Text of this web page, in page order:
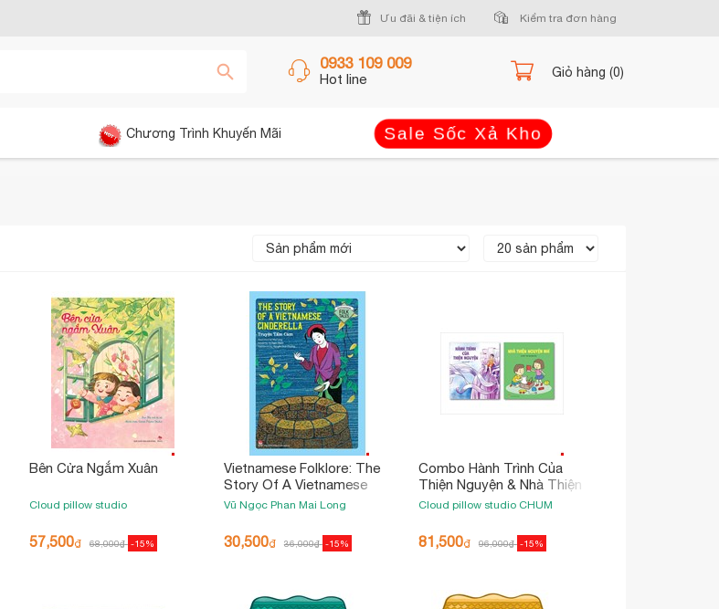
Ưu đãi & tiện ích Kiểm tra đơn hàng
0933 109 009
Hot line Giỏ hàng (0)
Chương Trình Khuyến Mãi Sale Sốc Xả Kho
Bên Cửa Ngắm Xuân
Cloud pillow studio
57,500₫ 68,000₫ -15%
Vietnamese Folklore: The
Story Of A Vietnamese
Cinderella - Truyện Tấm
Vũ Ngọc Phan Mai Long
30,500₫ 36,000₫ -15%
Combo Hành Trình Của
Thiện Nguyện & Nhà Thiện
Nguyện Nhí
Cloud pillow studio CHUM
81,500₫ 96,000₫ -15%